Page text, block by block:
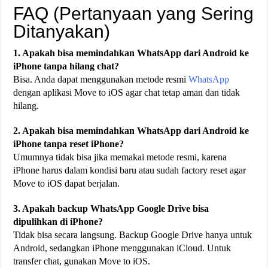
FAQ (Pertanyaan yang Sering
Ditanyakan)
1. Apakah bisa memindahkan WhatsApp dari Android ke
iPhone tanpa hilang chat?
Bisa. Anda dapat menggunakan metode resmiWhatsApp
dengan aplikasi Move to iOS agar chat tetap aman dan tidak
hilang.
2. Apakah bisa memindahkan WhatsApp dari Android ke
iPhone tanpa reset iPhone?
Umumnya tidak bisa jika memakai metode resmi, karena
iPhone harus dalam kondisi baru atau sudah factory reset agar
Move to iOS dapat berjalan.
3. Apakah backup WhatsApp Google Drive bisa
dipulihkan di iPhone?
Tidak bisa secara langsung. Backup Google Drive hanya untuk
Android, sedangkan iPhone menggunakan iCloud. Untuk
transfer chat, gunakan Move to iOS.